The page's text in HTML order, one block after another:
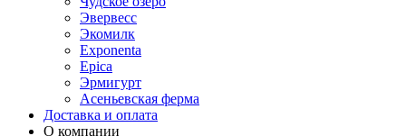
Эвервесс
Экомилк
Exponenta
Epica
Эрмигурт
Асеньевская ферма
Доставка и оплата
О компании